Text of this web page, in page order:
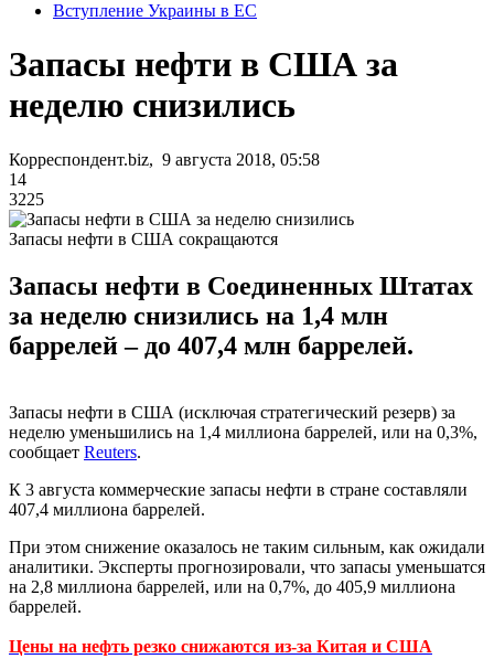
Вступление Украины в ЕС
Запасы нефти в США за
неделю снизились
Корреспондент.biz, 9 августа 2018, 05:58
14
3225
Запасы нефти в США сокращаются
Запасы нефти в Соединенных Штатах
за неделю снизились на 1,4 млн
баррелей – до 407,4 млн баррелей.
Запасы нефти в США (исключая стратегический резерв) за
неделю уменьшились на 1,4 миллиона баррелей, или на 0,3%,
сообщает Reuters.
К 3 августа коммерческие запасы нефти в стране составляли
407,4 миллиона баррелей.
При этом снижение оказалось не таким сильным, как ожидали
аналитики. Эксперты прогнозировали, что запасы уменьшатся
на 2,8 миллиона баррелей, или на 0,7%, до 405,9 миллиона
баррелей.
Цены на нефть резко снижаются из-за Китая и США